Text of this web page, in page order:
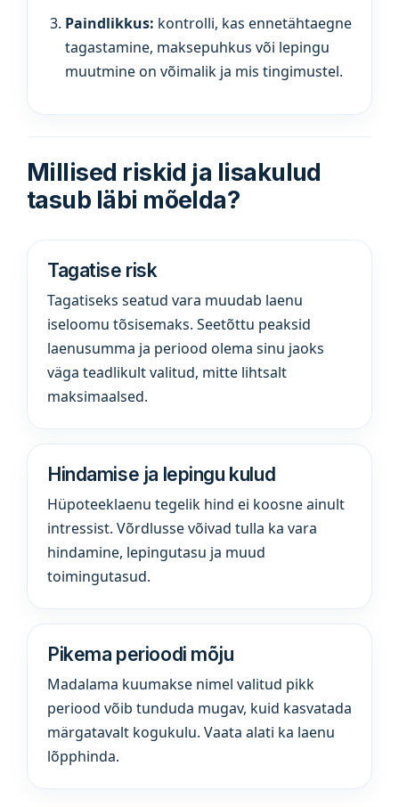
Paindlikkus: kontrolli, kas ennetähtaegne
tagastamine, maksepuhkus või lepingu
muutmine on võimalik ja mis tingimustel.
Millised riskid ja lisakulud
tasub läbi mõelda?
Tagatise risk
Tagatiseks seatud vara muudab laenu
iseloomu tõsisemaks. Seetõttu peaksid
laenusumma ja periood olema sinu jaoks
väga teadlikult valitud, mitte lihtsalt
maksimaalsed.
Hindamise ja lepingu kulud
Hüpoteeklaenu tegelik hind ei koosne ainult
intressist. Võrdlusse võivad tulla ka vara
hindamine, lepingutasu ja muud
toimingutasud.
Pikema perioodi mõju
Madalama kuumakse nimel valitud pikk
periood võib tunduda mugav, kuid kasvatada
märgatavalt kogukulu. Vaata alati ka laenu
lõpphinda.